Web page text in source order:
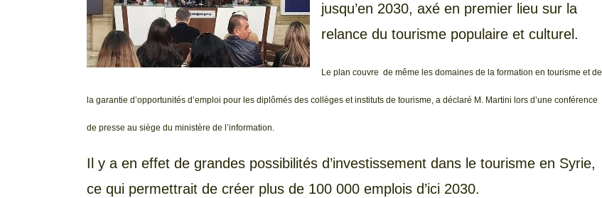
jusqu’en 2030, axé en premier lieu sur la
relance du tourisme populaire et culturel.
Le plan couvre de même les domaines de la formation en tourisme et de
la garantie d’opportunités d’emploi pour les diplômés des collèges et instituts de tourisme, a déclaré M. Martini lors d’une conférence
de presse au siège du ministère de l’information.
Il y a en effet de grandes possibilités d’investissement dans le tourisme en Syrie,
ce qui permettrait de créer plus de 100 000 emplois d’ici 2030.